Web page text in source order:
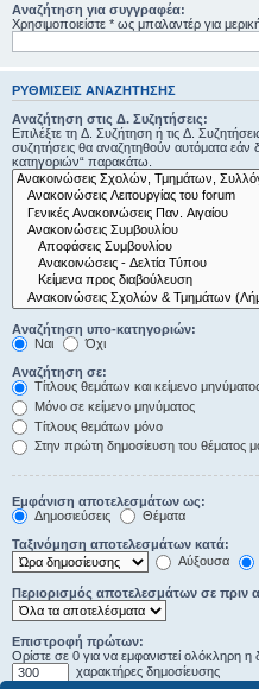
Αναζήτηση για συγγραφέα:
Χρησιμοποιείστε * ως μπαλαντέρ για μερική
ΡΥΘΜΊΣΕΙΣ ΑΝΑΖΉΤΗΣΗΣ
Αναζήτηση στις Δ. Συζητήσεις:
Επιλέξτε τη Δ. Συζήτηση ή τις Δ.
συζητήσεις θα αναζητηθούν αυτόματα
κατηγοριών“ παρακάτω.
Αναζήτηση υπο-κατηγοριών:
Ναι
Όχι
Αναζήτηση σε:
Τίτλους θεμάτων και κείμενο
Μόνο σε κείμενο μηνύματος
Τίτλους θεμάτων μόνο
Στην πρώτη δημοσίευση του θέματος
Εμφάνιση αποτελεσμάτων ως:
Δημοσιεύσεις
Θέματα
Ταξινόμηση αποτελεσμάτων κατά:
Αύξουσα
Περιορισμός αποτελεσμάτων σε πριν
Επιστροφή πρώτων:
Ορίστε σε 0 για να εμφανιστεί ολόκληρη η
χαρακτήρες δημοσίευσης